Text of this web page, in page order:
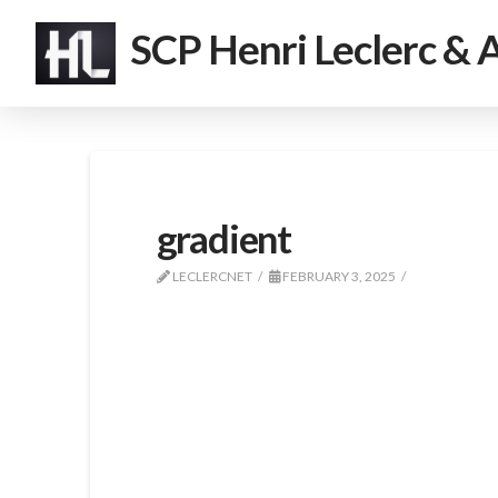
SCP Henri Leclerc &
gradient
LECLERCNET FEBRUARY 3, 2025